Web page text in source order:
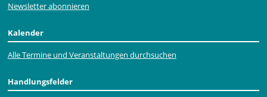
Newsletter abonnieren
Kalender
Alle Termine und Veranstaltungen durchsuchen
Handlungsfelder